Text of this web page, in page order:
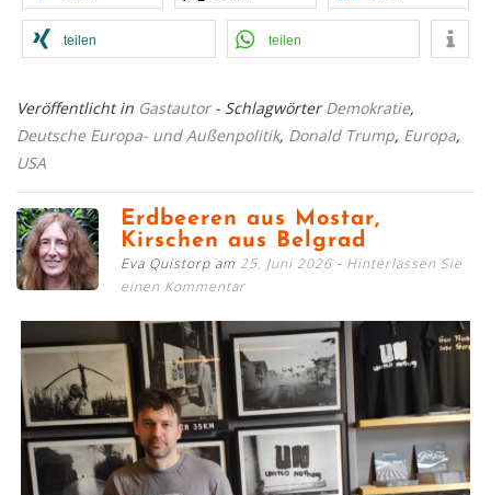
teilen teilen
Veröffentlicht in Gastautor - SchlagwörterDemokratie,
Deutsche Europa- und Außenpolitik, Donald Trump, Europa,
USA
Erdbeeren aus Mostar,
Kirschen aus Belgrad
Eva Quistorp am 25. Juni 2026
Hinterlassen Sie
einen Kommentar